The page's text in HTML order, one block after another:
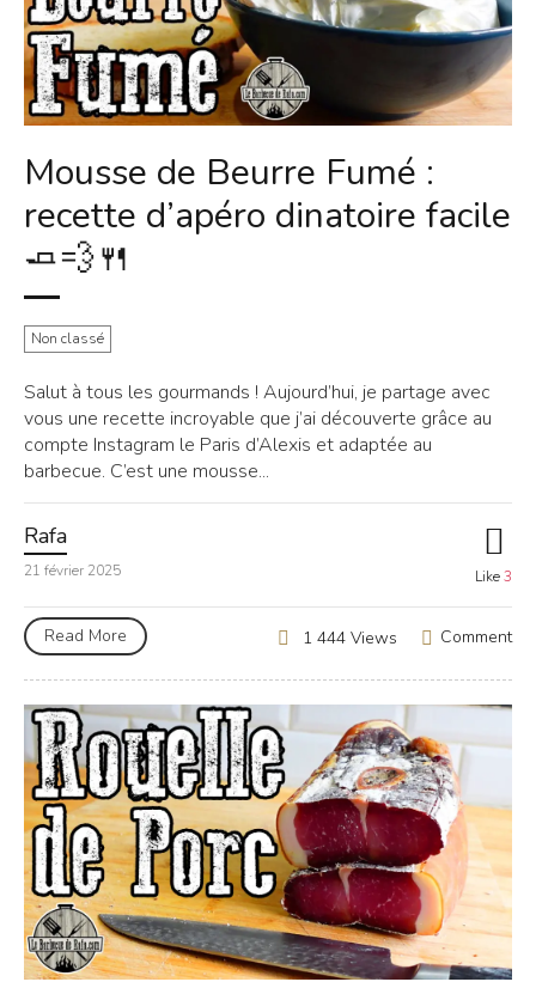
Mousse de Beurre Fumé :
recette d’apéro dinatoire facile
🧈💨🍴
Non classé
Salut à tous les gourmands ! Aujourd’hui, je partage avec
vous une recette incroyable que j’ai découverte grâce au
compte Instagram le Paris d’Alexis et adaptée au
barbecue. C’est une mousse...
Rafa
21 février 2025 Like3
Read More Comment
1 444 Views